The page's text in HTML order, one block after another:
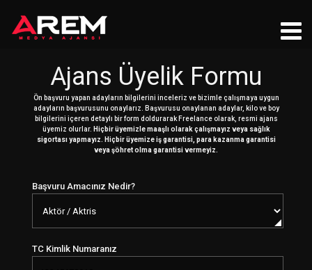
Ajans Üyelik Formu
Ön başvuru yapan adayların bilgilerini inceleriz ve bizimle çalışmaya uygun
adayların başvurusunu onaylarız. Başvurusu onaylanan adaylar, kilo ve boy
bilgilerini içeren detaylı bir form doldurarak Freelance olarak, resmi ajans
üyemiz olurlar. Hiçbir üyemizle maaşlı olarak çalışmayız veya sağlık
sigortası yapmayız. Hiçbir üyemize iş garantisi, para kazanma garantisi
veya şöhret olma garantisi vermeyiz.
Başvuru Amacınız Nedir?
TC Kimlik Numaranız